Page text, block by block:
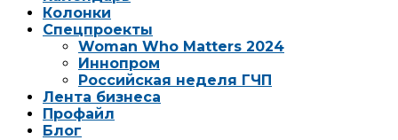
Колонки
Спецпроекты
Woman Who Matters 2024
Иннопром
Российская неделя ГЧП
Лента бизнеса
Профайл
Блог